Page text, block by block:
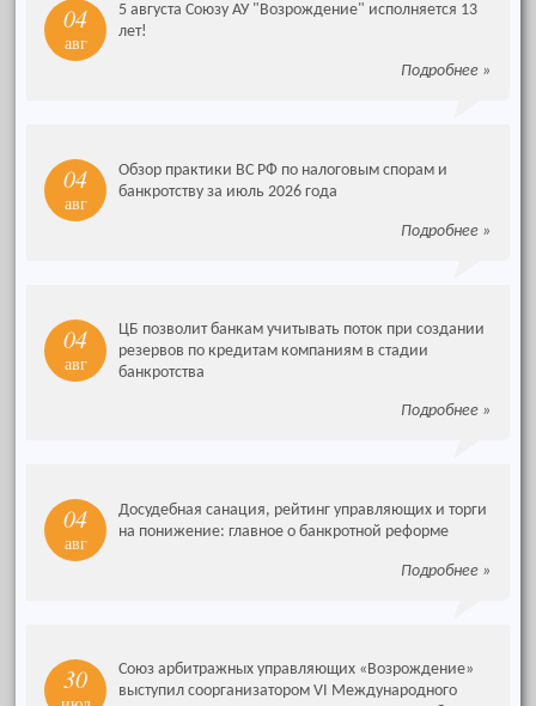
04
авг
5 августа Союзу АУ "Возрождение" исполняется 13
лет!
Подробнее »
04
авг
Обзор практики ВС РФ по налоговым спорам и
банкротству за июль 2026 года
Подробнее »
04
авг
ЦБ позволит банкам учитывать поток при создании
резервов по кредитам компаниям в стадии
банкротства
Подробнее »
04
авг
Досудебная санация, рейтинг управляющих и торги
на понижение: главное о банкротной реформе
Подробнее »
30
Союз арбитражных управляющих «Возрождение»
выступил соорганизатором VI Международного